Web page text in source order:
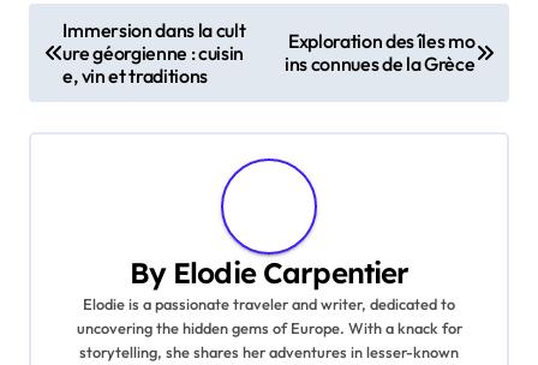
Post navigation
Immersion dans la cult
ure géorgienne : cuisin
e, vin et traditions
Exploration des îles mo
ins connues de la Grèce
By Elodie Carpentier
Elodie is a passionate traveler and writer, dedicated to
uncovering the hidden gems of Europe. With a knack for
storytelling, she shares her adventures in lesser-known